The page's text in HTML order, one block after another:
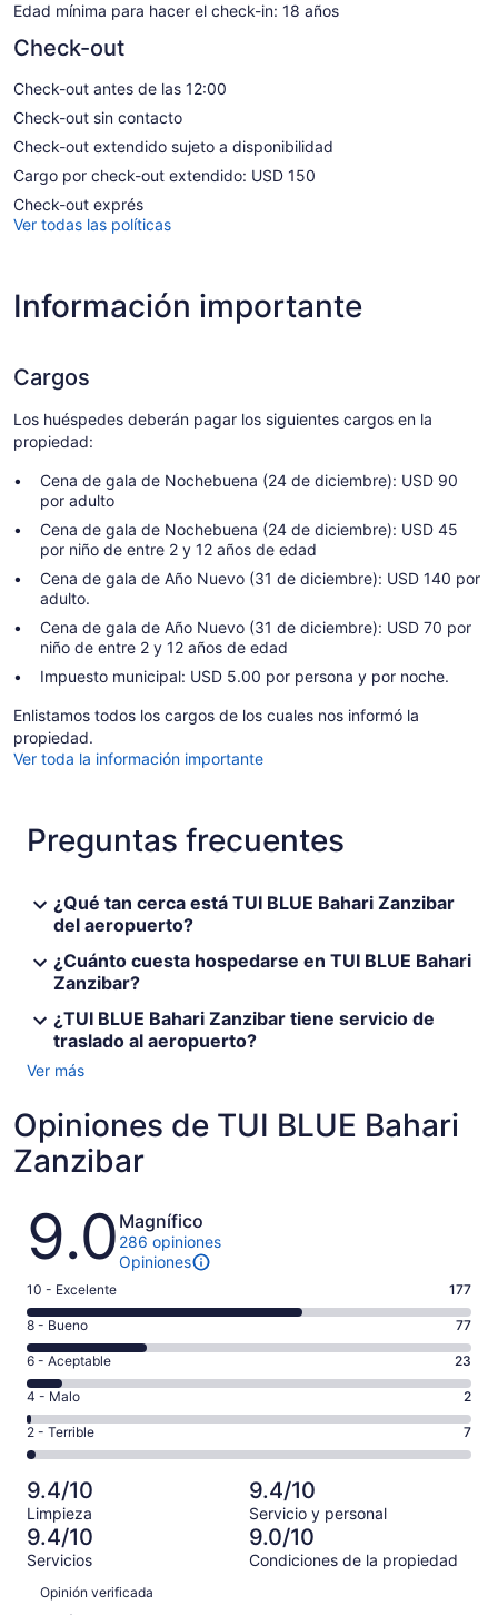
Edad mínima para hacer el check-in: 18 años
Check-out
Check-out antes de las 12:00
Check-out sin contacto
Check-out extendido sujeto a disponibilidad
Cargo por check-out extendido: USD 150
Check-out exprés
Ver todas las políticas
Información importante
Cargos
Los huéspedes deberán pagar los siguientes cargos en la
propiedad:
Cena de gala de Nochebuena (24 de diciembre): USD 90
por adulto
Cena de gala de Nochebuena (24 de diciembre): USD 45
por niño de entre 2 y 12 años de edad
Cena de gala de Año Nuevo (31 de diciembre): USD 140 por
adulto.
Cena de gala de Año Nuevo (31 de diciembre): USD 70 por
niño de entre 2 y 12 años de edad
Impuesto municipal: USD 5.00 por persona y por noche.
Enlistamos todos los cargos de los cuales nos informó la
propiedad.
Ver toda la información importante
Preguntas frecuentes
¿Qué tan cerca está TUI BLUE Bahari Zanzibar
del aeropuerto?
¿Cuánto cuesta hospedarse en TUI BLUE Bahari
Zanzibar?
¿TUI BLUE Bahari Zanzibar tiene servicio de
traslado al aeropuerto?
Ver más
Opiniones de TUI BLUE Bahari
Zanzibar
Opiniones
9.0 Magnífico
286 opiniones
Opiniones
Puntuación
de
10,
es
decir,
Excelente.
Basada
en
de
286
opiniones
10 - Excelente 177
Puntuación
de
8,
es
decir,
Bueno.
Basada
en
77
de
286
opiniones
8 - Bueno 77
Puntuación
de
6,
es
decir,
Basada
en
23
de
286
opiniones
6 - Aceptable 23
Puntuación
de
4,
es
decir,
Malo.
Basada
en
de
4 - Malo 2
Puntuación
de
2,
es
decir,
Terrible.
Basada
en
2 - Terrible 7
9.4/10
Limpieza
9.4/10
Servicio y personal
9.4/10
Servicios
9.0/10
Condiciones de la propiedad
Opiniones
Opinión verificada